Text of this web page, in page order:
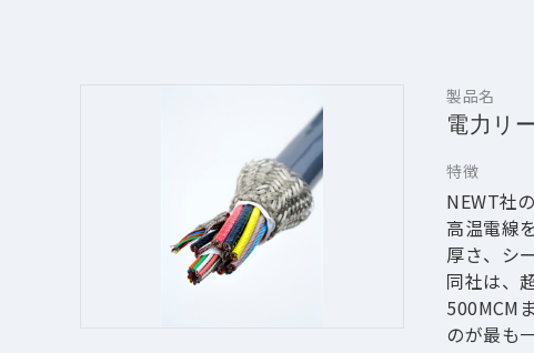
製品名
電力リ
特徴
NEWT社
高温電線
厚さ、シ
同社は、
500MCM
のが最も